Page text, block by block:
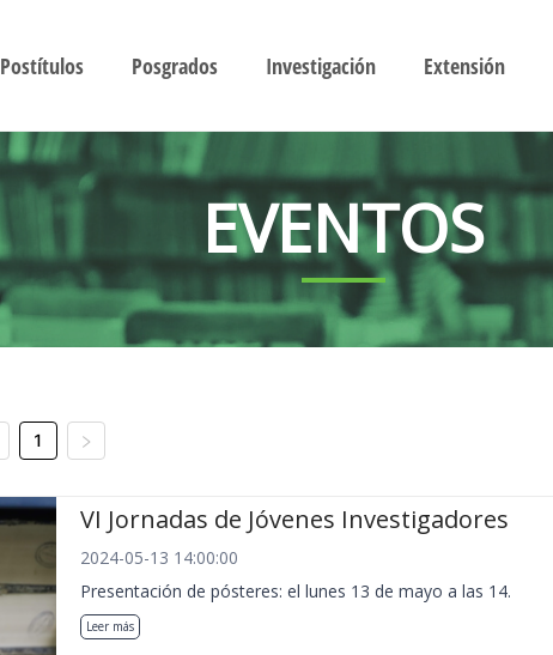
Postítulos Posgrados Investigación Extensión
EVENTOS
1
VI Jornadas de Jóvenes Investigadores
2024-05-13 14:00:00
Presentación de pósteres: el lunes 13 de mayo a las 14.
Leer más